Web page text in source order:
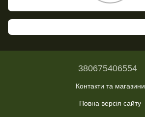
380675406554
Контакти та магазини
Повна версія сайту